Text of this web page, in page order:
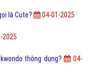
là Cute? 04-01-2025
2025
thông dụng?
04-